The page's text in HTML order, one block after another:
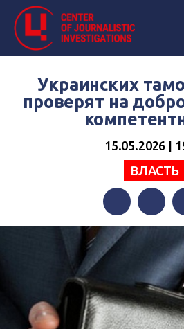
Украинских
проверят на
15.05.2026 |
ВЛАСТЬ
FacebookTwitter